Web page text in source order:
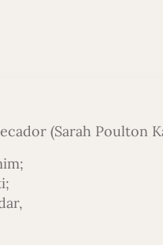
(Sarah Poulton